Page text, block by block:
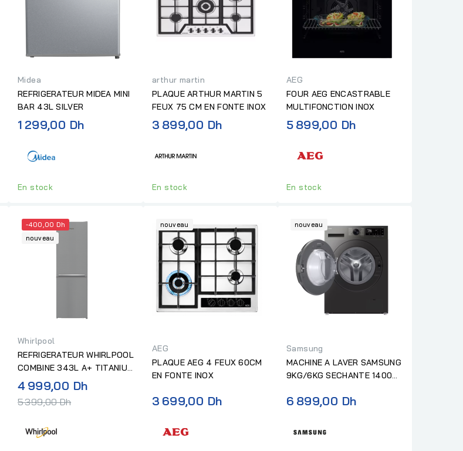
Midea
REFRIGERATEUR MIDEA MINI
BAR 43L SILVER
1 299,00 Dh
En stock
arthur martin
PLAQUE ARTHUR MARTIN 5
FEUX 75 CM EN FONTE INOX
3 899,00 Dh
En stock
AEG
FOUR AEG ENCASTRABLE
MULTIFONCTION INOX
5 899,00 Dh
En stock
-400,00 Dh
nouveau
Whirlpool
REFRIGERATEUR WHIRLPOOL
COMBINE 343L A+ TITANIUM
INOX
4 999,00 DhPrix
5 399,00 Dh
nouveau
AEG
PLAQUE AEG 4 FEUX 60CM
EN FONTE INOX
3 699,00 Dh
nouveau
Samsung
MACHINE A LAVER SAMSUNG
9KG/6KG SECHANTE 1400T
6 899,00 Dh